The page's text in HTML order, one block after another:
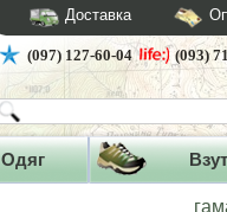
Доставка
(097) 127-60-04 (093)
Одяг